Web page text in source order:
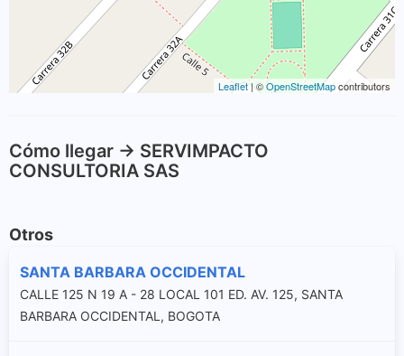
Leaflet| ©OpenStreetMapcontributors
Cómo llegar -> SERVIMPACTO
CONSULTORIA SAS
Otros
SANTA BARBARA OCCIDENTAL
CALLE 125 N 19 A - 28 LOCAL 101 ED. AV. 125, SANTA
BARBARA OCCIDENTAL, BOGOTA